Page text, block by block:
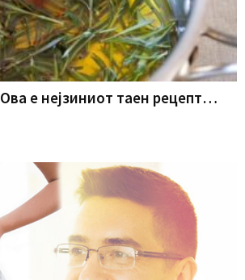
е нејзиниот таен рецепт…